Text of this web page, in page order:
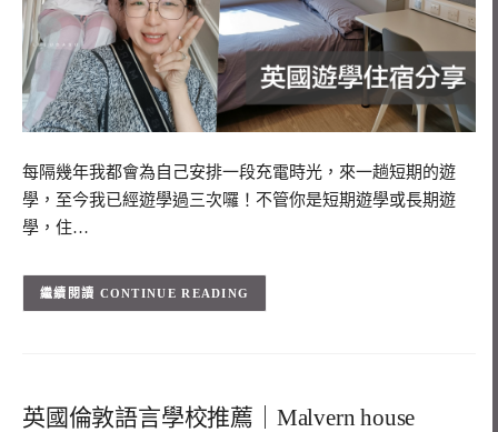
每隔幾年我都會為自己安排一段充電時光，來一趟短期的遊
學，至今我已經遊學過三次囉！不管你是短期遊學或長期遊
學，住…
CONTINUE READING
英國倫敦語言學校推薦｜Malvern house